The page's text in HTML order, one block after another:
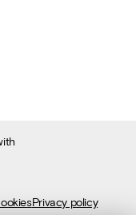
Privacy policy